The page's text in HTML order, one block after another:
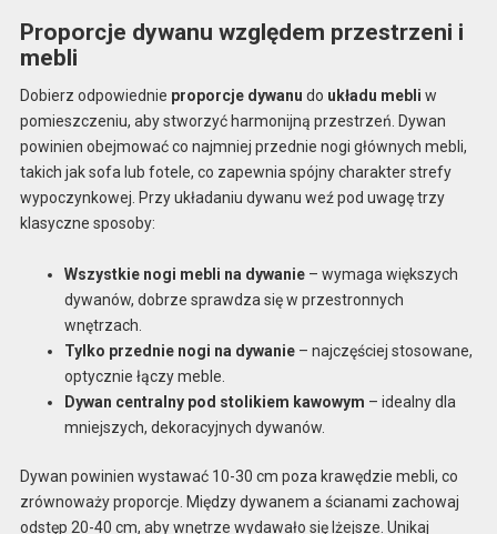
Proporcje dywanu względem przestrzeni i
mebli
Dobierz odpowiednie proporcje dywanu do układu mebli w
pomieszczeniu, aby stworzyć harmonijną przestrzeń. Dywan
powinien obejmować co najmniej przednie nogi głównych mebli,
takich jak sofa lub fotele, co zapewnia spójny charakter strefy
wypoczynkowej. Przy układaniu dywanu weź pod uwagę trzy
klasyczne sposoby:
Wszystkie nogi mebli na dywanie– wymaga większych
dywanów, dobrze sprawdza się w przestronnych
wnętrzach.
Tylko przednie nogi na dywanie– najczęściej stosowane,
optycznie łączy meble.
Dywan centralny pod stolikiem kawowym – idealny dla
mniejszych, dekoracyjnych dywanów.
Dywan powinien wystawać 10-30 cm poza krawędzie mebli, co
zrównoważy proporcje. Między dywanem a ścianami zachowaj
odstęp 20-40 cm, aby wnętrze wydawało się lżejsze. Unikaj